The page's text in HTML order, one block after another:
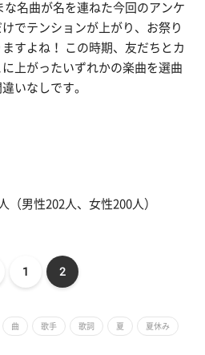
な名曲が名を連ねた今回のアンケ
でテンションが上がり、お祭り
すよね！ この時期、友だちとカ
上がったいずれかの楽曲を選曲
いなしです。
（男性202人、女性200人）
1 2
曲 歌手 歌詞 夏 夏休み